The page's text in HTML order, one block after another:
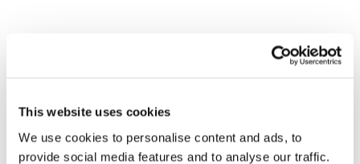
This website uses cookies
We use cookies to personalise content and ads, to
provide social media features and to analyse our traffic.
Chris et toute l’équipe de TGT.Podcast
clôturent la saison et se préparent pour le
début, d’ici quelques semaines, de la deuxième